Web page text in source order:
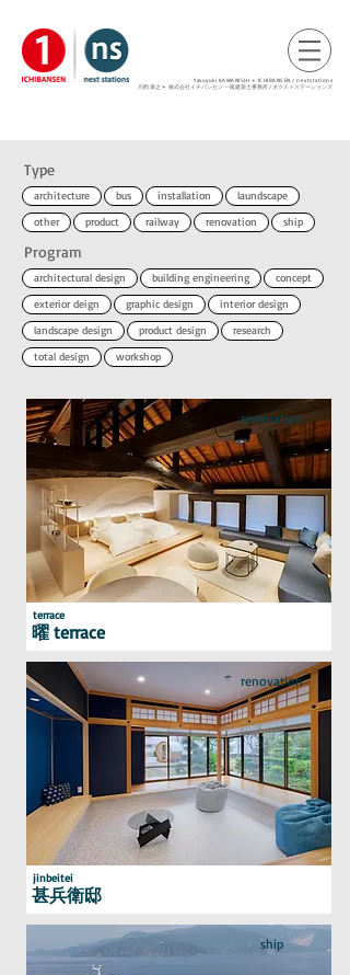
Yasuyuki KAWANISHI + ICHIBANSEN / nextstations
​川西 康之 + 株式会社イチバンセン 一級建築士事務所 / ネクストステーションズ
Type
architecture bus installation
laundscape
other
product railway renovation ship
Program
architectural design building engineering
concept
exterior deign
graphic design
interior design
landscape design
product design
research
total design
workshop
renovation
terrace
曜 terrace
renovation
jinbeitei
甚兵衛邸
ship